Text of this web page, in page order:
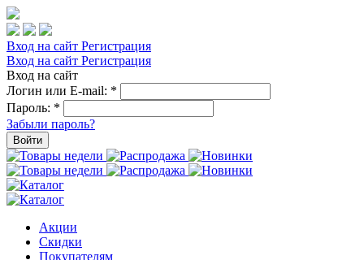
Вход на сайт Регистрация
Вход на сайт Регистрация
Вход на сайт
Логин или E-mail: *
Пароль: *
Забыли пароль?
Войти
Акции
Скидки
Покупателям